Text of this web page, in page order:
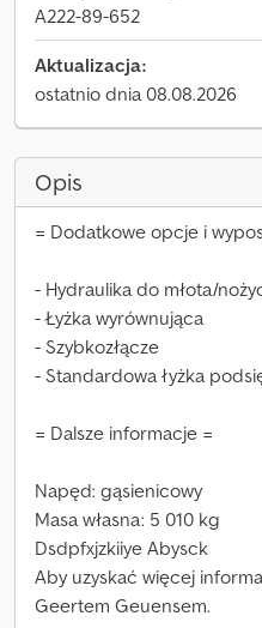
A222-89-652
Aktualizacja:
ostatnio dnia 08.08.2026
Opis
= Dodatkowe opcje i
- Hydraulika do młota/
- Łyżka wyrównująca
- Szybkozłącze
- Standardowa łyżka
= Dalsze informacje =
Napęd: gąsienicowy
Masa własna: 5 010 kg
Dsdpfxjzkiiye Abysck
Aby uzyskać więcej
Geertem Geuensem.